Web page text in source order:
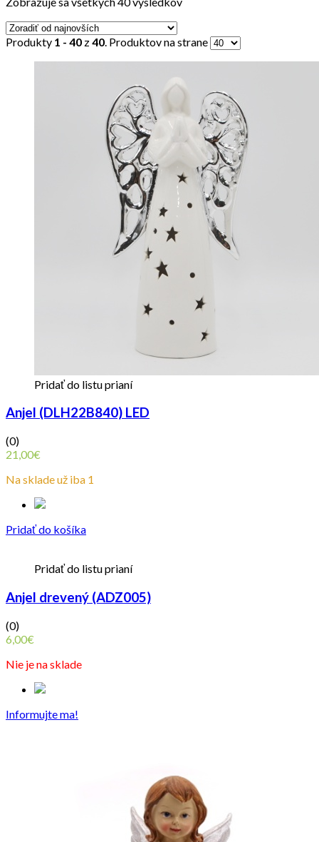
Produkty 1 - 40 z40 . Produktov na strane
Pridať do listu prianí
Anjel (DLH22B840) LED
(0)
21,00€
Na sklade už iba 1
Pridať do košíka
Pridať do listu prianí
Anjel drevený (ADZ005)
(0)
6,00€
Nie je na sklade
Informujte ma!